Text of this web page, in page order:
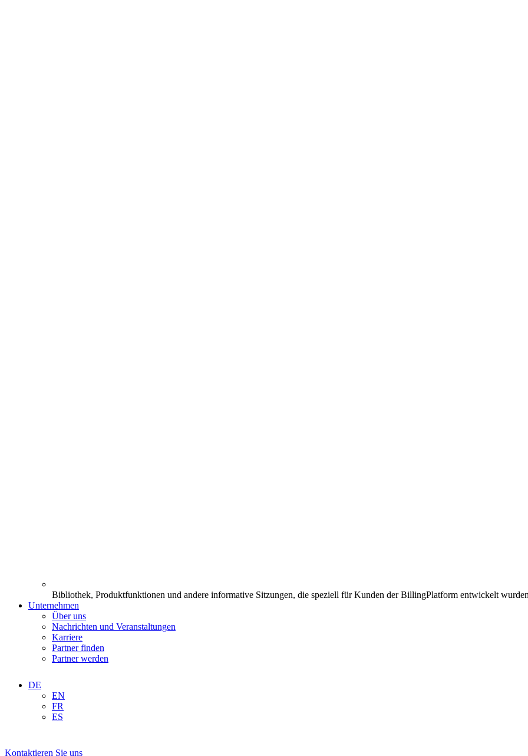
Bibliothek, Produktfunktionen und andere informative Sitzungen, die speziell für Kunden der BillingPlatform entwickelt
Unternehmen
Über uns
Nachrichten und Veranstaltungen
Karriere
Partner finden
Partner werden
DE
EN
FR
ES
Kontaktieren Sie uns